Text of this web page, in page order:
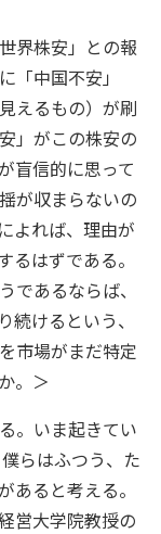
界株安」との報
「中国不安」
えるもの）が刷
」がこの株安の
盲信的に思って
が収まらないの
よれば、理由が
るはずである。
であるならば、
続けるという、
市場がまだ特定
。＞
。いま起きてい
らはふつう、た
あると考える。
営大学院教授の